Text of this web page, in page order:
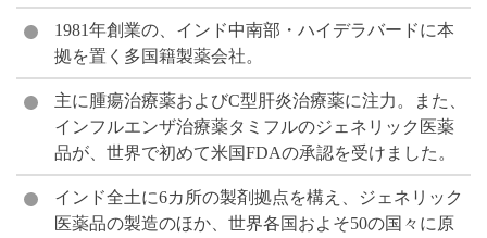
1981年創業の、インド中南部・ハイデラバードに本
拠を置く多国籍製薬会社。
主に腫瘍治療薬およびC型肝炎治療薬に注力。また、
インフルエンザ治療薬タミフルのジェネリック医薬
品が、世界で初めて米国FDAの承認を受けました。
インド全土に6カ所の製剤拠点を構え、ジェネリック
医薬品の製造のほか、世界各国およそ50の国々に原